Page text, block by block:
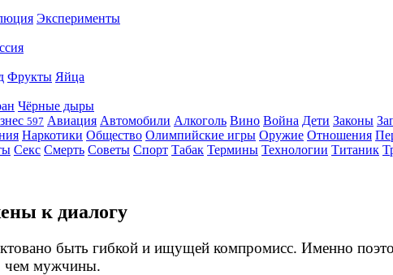
Эксперименты
Фрукты Яйца
Чёрные дыры
597 Авиация Автомобили Алкоголь Вино Война Дети Законы
Наркотики Общество Олимпийские игры Оружие Отношения
Секс Смерть Советы Спорт Табак Термины Технологии Титаник
к диалогу
быть гибкой и ищущей компромисс. Именно
чем мужчины.